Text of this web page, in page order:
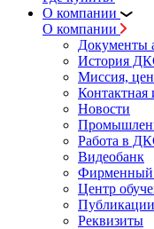
О компании
О компании
Документы
История
Миссия,
Новости
Работа в
Видеобанк
Фирменный
Центр
Публикации
Реквизиты